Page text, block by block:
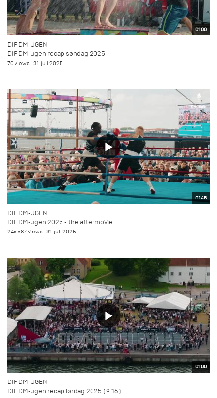
01:00
DIF DM-UGEN
DIF DM-ugen recap søndag 2025
70 views 31. juli 2025
01:45
DIF DM-UGEN
DIF DM-ugen 2025 - the aftermovie
246.587 views 31. juli 2025
01:00
DIF DM-UGEN
DIF DM-ugen recap lørdag 2025 (9:16)